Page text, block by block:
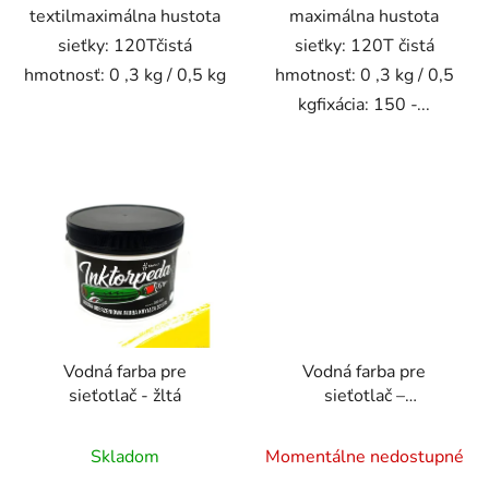
textilmaximálna hustota
sieťky: 120Tčistá
hmotnosť: 0 ,3 kg / 0,5 kg
maximálna hustota
sieťky: 120T čistá
hmotnosť: 0 ,3 kg / 0,5
kgfixácia: 150 -...
Vodná farba pre
sieťotlač - žltá
Skladom
Vodná farba pre
sieťotlač –
Momentálne nedostupné